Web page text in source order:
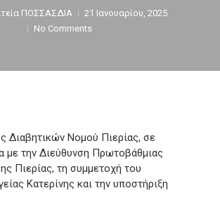
ΠΟΣΣΑΣΔΙΑ
21 Ιανουαρίου, 2025
No Comments
Διαβητικών Νομού Πιερίας, σε
με την Διεύθυνση Πρωτοβάθμιας
Πιερίας, τη συμμετοχή του
Κατερίνης και την υποστήριξη